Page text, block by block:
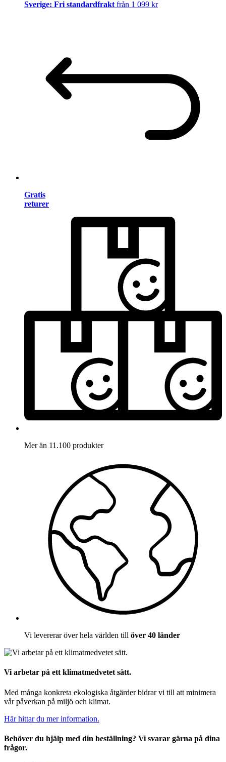
Sverige: Fri standardfrakt från 1 099 kr
Gratis
returer
Mer än 11.100 produkter
Vi levererar över hela världen till över 40 länder
Vi arbetar på ett klimatmedvetet sätt.
Med många konkreta ekologiska åtgärder bidrar vi till att minimera
vår påverkan på miljö och klimat.
Här hittar du mer information.
Behöver du hjälp med din beställning? Vi svarar gärna på dina
frågor.